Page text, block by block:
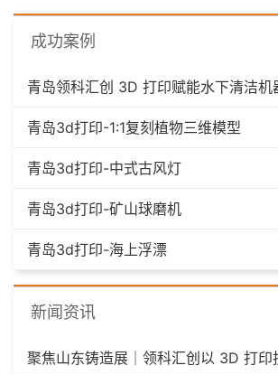
成功案例
青岛3d打印-1:1复刻植物三维模型
青岛3d打印-中式古风灯
青岛3d打印-矿山球磨机
青岛3d打印-海上浮漂
新闻资讯